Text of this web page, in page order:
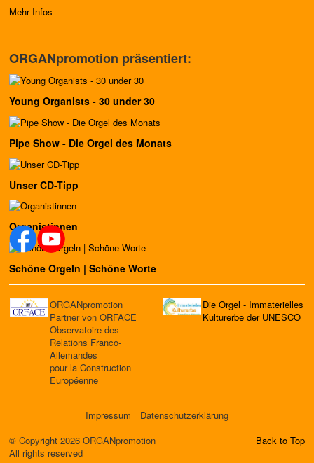
Mehr Infos
ORGANpromotion präsentiert:
Young Organists - 30 under 30
Pipe Show - Die Orgel des Monats
Unser CD-Tipp
Organistinnen
Schöne Orgeln | Schöne Worte
ORGANpromotion
Partner von ORFACE
Observatoire des
Relations Franco-
Allemandes
pour la Construction
Européenne
Die Orgel - Immaterielles
Kulturerbe der UNESCO
Impressum
Datenschutzerklärung
© Copyright 2026 ORGANpromotion
All rights reserved
Back to Top